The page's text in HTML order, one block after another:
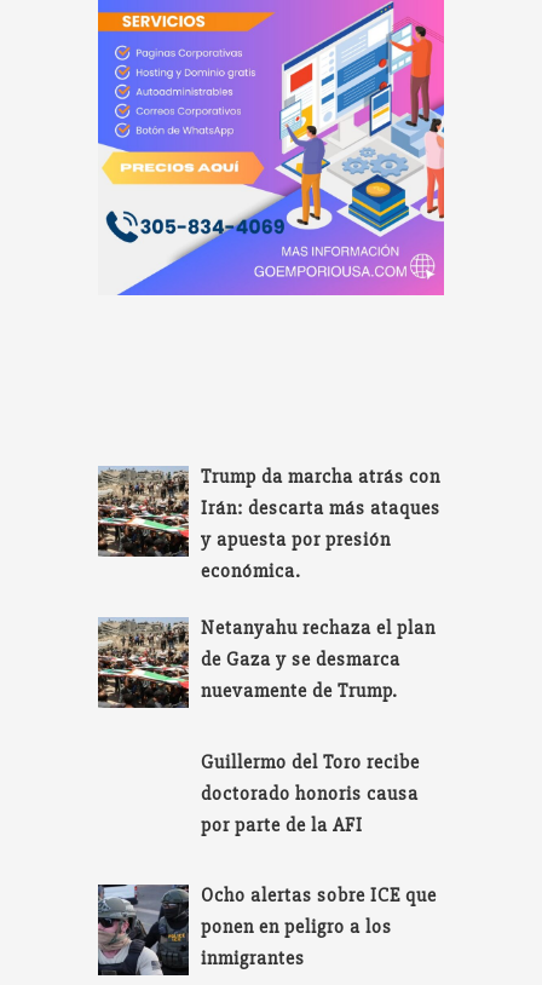
Trump da marcha atrás con
Irán: descarta más ataques
y apuesta por presión
económica.
Netanyahu rechaza el plan
de Gaza y se desmarca
nuevamente de Trump.
Guillermo del Toro recibe
doctorado honoris causa
por parte de la AFI
Ocho alertas sobre ICE que
ponen en peligro a los
inmigrantes